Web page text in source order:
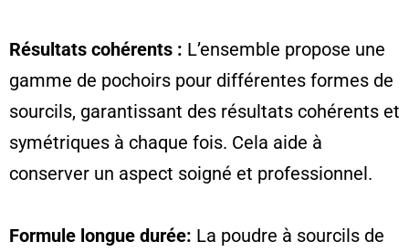
Résultats cohérents : L’ensemble propose une
gamme de pochoirs pour différentes formes de
sourcils, garantissant des résultats cohérents et
symétriques à chaque fois. Cela aide à
conserver un aspect soigné et professionnel.
Formule longue durée: La poudre à sourcils de